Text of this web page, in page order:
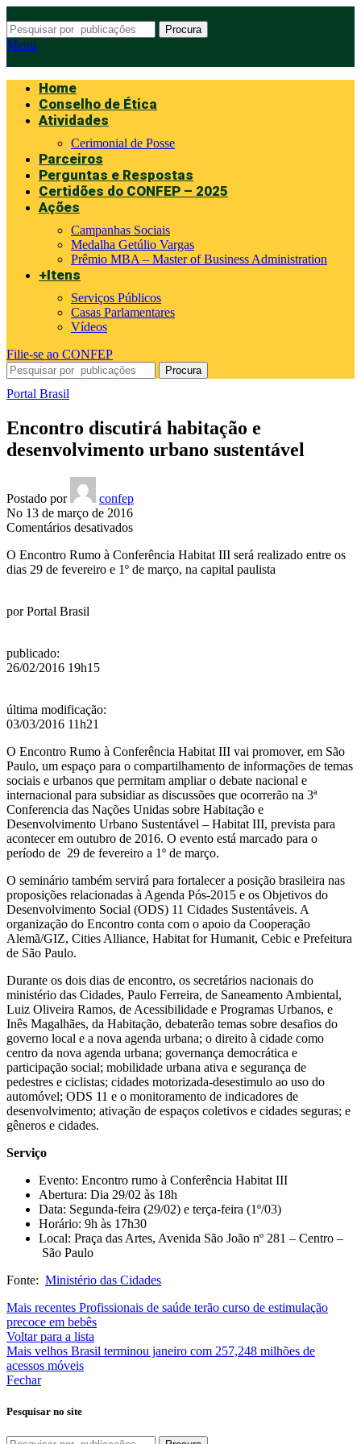
Procura
Menu
Home
Conselho de Ética
Atividades
Cerimonial de Posse
Parceiros
Perguntas e Respostas
Certidões do CONFEP – 2025
Ações
Campanhas Sociais
Medalha Getúlio Vargas
Prêmio MBA – Master of Business Administration
+Itens
Serviços Públicos
Casas Parlamentares
Vídeos
Filie-se ao CONFEP
Procura
Portal Brasil
Encontro discutirá habitação e
desenvolvimento urbano sustentável
Postado por
confep
No 13 de março de 2016
Comentários desativadosem
discutirá
habitação
O Encontro Rumo à Conferência Habitat III será realizado entre os
dias 29 de fevereiro e 1º de março, na capital paulista
porPortal Brasil
publicado:
26/02/2016 19h15
última modificação:
03/03/2016 11h21
O Encontro Rumo à Conferência Habitat III vai promover, em São
Paulo, um espaço para o compartilhamento de informações de temas
sociais e urbanos que permitam ampliar o debate nacional e
internacional para subsidiar as discussões que ocorrerão na 3ª
Conferencia das Nações Unidas sobre Habitação e
Desenvolvimento Urbano Sustentável – Habitat III, prevista para
acontecer em outubro de 2016. O evento está marcado para o
período de 29 de fevereiro a 1º de março.
O seminário também servirá para fortalecer a posição brasileira nas
proposições relacionadas à Agenda Pós-2015 e os Objetivos do
Desenvolvimento Social (ODS) 11 Cidades Sustentáveis. A
organização do Encontro conta com o apoio da Cooperação
Alemã/GIZ, Cities Alliance, Habitat for Humanit, Cebic e Prefeitura
de São Paulo.
Durante os dois dias de encontro, os secretários nacionais do
ministério das Cidades, Paulo Ferreira, de Saneamento Ambiental,
Luiz Oliveira Ramos, de Acessibilidade e Programas Urbanos, e
Inês Magalhães, da Habitação, debaterão temas sobre desafios do
governo local e a nova agenda urbana; o direito à cidade como
centro da nova agenda urbana; governança democrática e
participação social; mobilidade urbana ativa e segurança de
pedestres e ciclistas; cidades motorizada-desestimulo ao uso do
automóvel; ODS 11 e o monitoramento de indicadores de
desenvolvimento; ativação de espaços coletivos e cidades seguras; e
gêneros e cidades.
Serviço
Evento: Encontro rumo à Conferência Habitat III
Abertura: Dia 29/02 às 18h
Data: Segunda-feira (29/02) e terça-feira (1º/03)
Horário: 9h às 17h30
Local: Praça das Artes, Avenida São João nº 281 – Centro –
São Paulo
Fonte: Ministério das Cidades
Mais recentes Profissionais de saúde terão curso de estimulação
precoce em bebês
Voltar para a lista
Mais velhos Brasil terminou janeiro com 257,248 milhões de
acessos móveis
Fechar
Pesquisar no site